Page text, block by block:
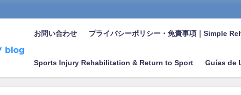
お問い合わせ プライバシーポリシー・免責事項｜Simple
Sports Injury Rehabilitation & Return to Sport Guías de